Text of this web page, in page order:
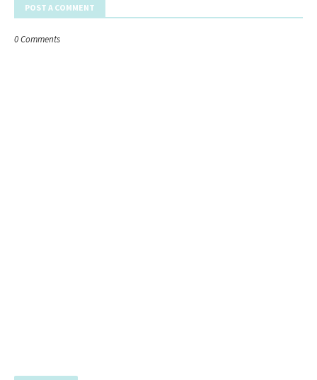
POST A COMMENT
0 Comments